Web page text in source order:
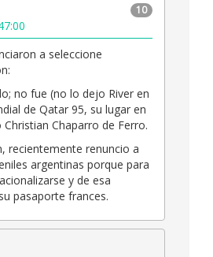
10
a seleccione
no fue (no lo dejo River en
de Qatar 95, su lugar en
Chaparro de Ferro.
recientemente renuncio a
argentinas porque para
y de esa
pasaporte frances.